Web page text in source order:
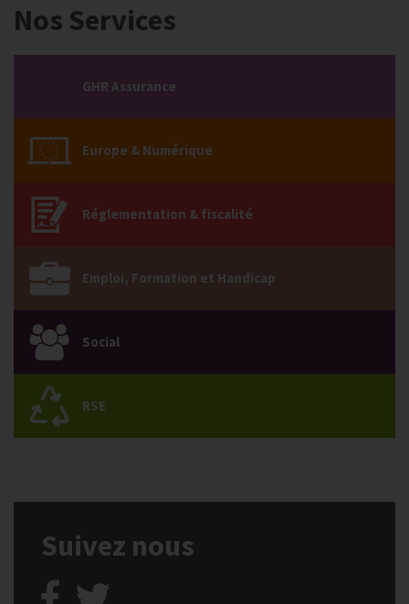
Nos Services
GHR Assurance
Europe & Numérique
Réglementation & fiscalité
Emploi, Formation et Handicap
Social
RSE
Suivez nous